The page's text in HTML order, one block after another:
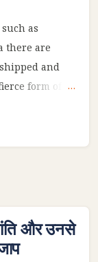
as
there are
and
form of
awakening.
with the color
who can
और उनसे